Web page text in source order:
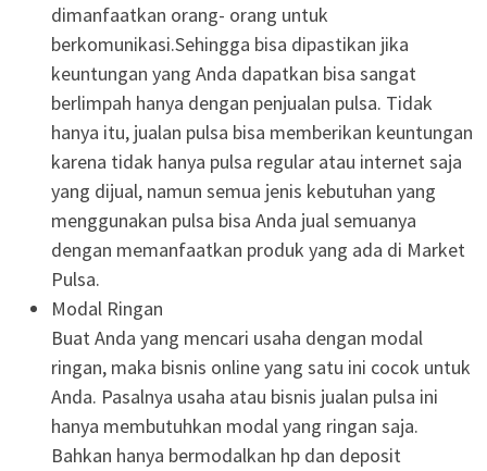
dimanfaatkan orang- orang untuk
berkomunikasi.Sehingga bisa dipastikan jika
keuntungan yang Anda dapatkan bisa sangat
berlimpah hanya dengan penjualan pulsa. Tidak
hanya itu, jualan pulsa bisa memberikan keuntungan
karena tidak hanya pulsa regular atau internet saja
yang dijual, namun semua jenis kebutuhan yang
menggunakan pulsa bisa Anda jual semuanya
dengan memanfaatkan produk yang ada di Market
Pulsa.
Modal Ringan
Buat Anda yang mencari usaha dengan modal
ringan, maka bisnis online yang satu ini cocok untuk
Anda. Pasalnya usaha atau bisnis jualan pulsa ini
hanya membutuhkan modal yang ringan saja.
Bahkan hanya bermodalkan hp dan deposit